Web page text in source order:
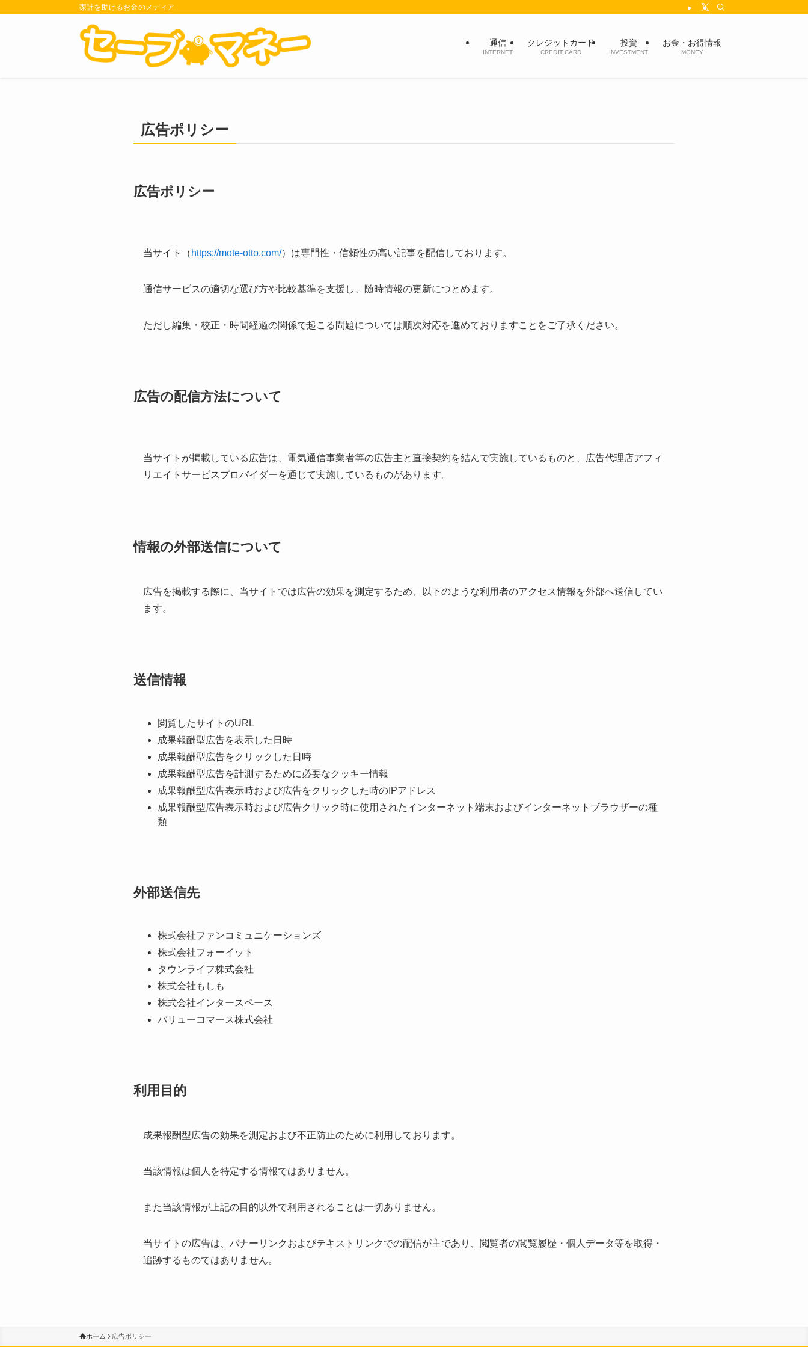
家計を助けるお金のメディア
通信
INTERNET
クレジットカード
CREDIT CARD
投資
INVESTMENT
お金・お得情報
MONEY
広告ポリシー
広告ポリシー
当サイト（ https://mote-otto.com/）は専門性・信頼性の高い記事を配信しております。
通信サービスの適切な選び方や比較基準を支援し、随時情報の更新につとめます。
ただし編集・校正・時間経過の関係で起こる問題については順次対応を進めておりますことをご了承ください。
広告の配信方法について
当サイトが掲載している広告は、電気通信事業者等の広告主と直接契約を結んで実施しているものと、広告代理店アフィ
リエイトサービスプロバイダーを通じて実施しているものがあります。
情報の外部送信について
広告を掲載する際に、当サイトでは広告の効果を測定するため、以下のような利用者のアクセス情報を外部へ送信してい
ます。
送信情報
閲覧したサイトのURL
成果報酬型広告を表示した日時
成果報酬型広告をクリックした日時
成果報酬型広告を計測するために必要なクッキー情報
成果報酬型広告表示時および広告をクリックした時のIPアドレス
成果報酬型広告表示時および広告クリック時に使用されたインターネット端末およびインターネットブラウザーの種
類
外部送信先
株式会社ファンコミュニケーションズ
株式会社フォーイット
タウンライフ株式会社
株式会社もしも
株式会社インタースペース
バリューコマース株式会社
利用目的
成果報酬型広告の効果を測定および不正防止のために利用しております。
当該情報は個人を特定する情報ではありません。
また当該情報が上記の目的以外で利用されることは一切ありません。
当サイトの広告は、バナーリンクおよびテキストリンクでの配信が主であり、閲覧者の閲覧履歴・個人データ等を取得・
追跡するものではありません。
ホーム 広告ポリシー